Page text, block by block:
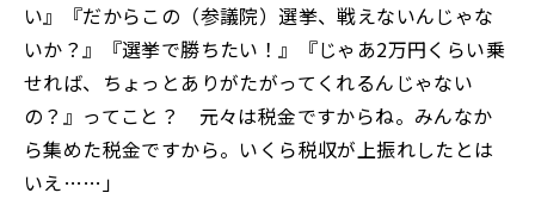
い』『だからこの（参議院）選挙、戦えないんじゃな
いか？』『選挙で勝ちたい！』『じゃあ2万円くらい乗
せれば、ちょっとありがたがってくれるんじゃない
の？』ってこと？ 元々は税金ですからね。みんなか
ら集めた税金ですから。いくら税収が上振れしたとは
いえ……」